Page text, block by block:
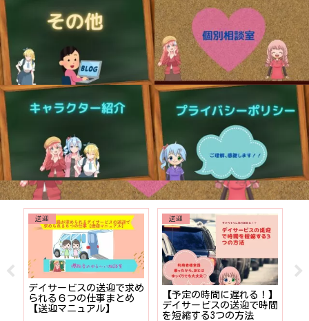
送迎
デイサービスの送迎で求め
られる６つの仕事まとめ
【送迎マニュアル】
送迎
【予定の時間に遅れる！】
デイサービスの送迎で時間
を短縮する3つの方法